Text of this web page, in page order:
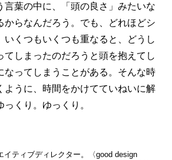
言葉の中に、「頭の良さ」みたいな
からなんだろう。でも、どれほどシ
いくつもいくつも重なると、どうし
てしまったのだろうと頭を抱えてし
なってしまうことがある。そんな時
ように、時間をかけてていねいに解
くり。ゆっくり。
イティブディレクター。〈good design